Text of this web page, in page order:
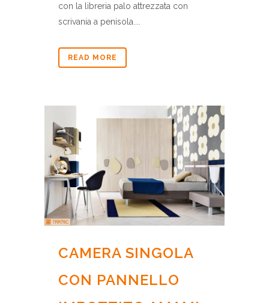
con la libreria palo attrezzata con
scrivania a penisola....
READ MORE
CAMERA SINGOLA
CON PANNELLO